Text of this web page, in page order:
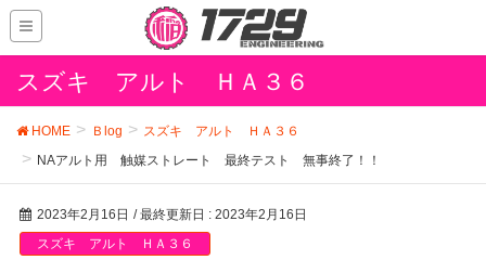
スズキ アルト ＨＡ３６
HOME Ｂlog
スズキ アルト ＨＡ３６
NAアルト用 触媒ストレート 最終テスト 無事終了！！
2023年2月16日 / 最終更新日 : 2023年2月16日
スズキ アルト ＨＡ３６